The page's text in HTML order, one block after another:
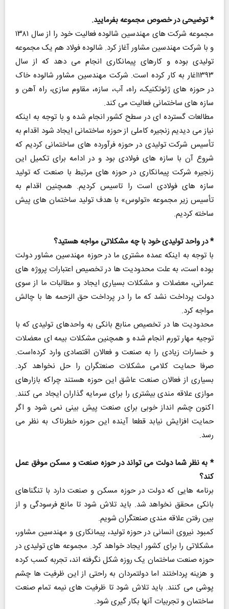
* توضیحی در خصوص مجموعه بفرمایید.
مجموعه شرکت های مهندسین شالوده فعالیت خود را از سال ۱۳۸۱
و با شرکت مهندسین مشاور آغاز کرد. شالوده فولاد هم یک مجموعه
تولیدی بوده و کارهای پیمانکاری انجام می دهد که از سال
۱۳۹۳اغار به کار کرده است. شرکت مهندسین مشاور شالوده خاک
در حوزه های ژئوتکنیک، راه، آب، سازه، مقاوم سازی، راه آهن و
سازه های ساختمانی فعالیت می کند.
مطالعات گسترده ای در سطح کشور انجام شده و با توجه به اینکه
نیاز می دیدیم زنجیره کاملی از حوزه ساختمانی ایجاد شود اقدام به
تأسیس شرکت تولیدی در حوزه فرآورده های ساختمانی کردیم که
شروع آن با سازه های فولادی بود و در ادامه برای تکمیل این
زنجیره شرکت پیمانکاری در حوزه های مرتبط با صنعت که تولید
سازه های فولادی است را تاسیس کردیم. همچنین اقدام به
تأسیس زیر مجموعه «تولوس» با هدف تولید ساختمان های پیش
ساخته کردیم.
* در واحد تولیدی خود با چه مشکلاتی مواجه هستید؟
با توجه به اینکه عمده مشتری ما در حوزه مهندسین مشاور دولت
بوده است، به علت محدودیت ها در تخصیص اعتبارات پروژه های
عمرانی، معضلات و مشکلات بسیاری ایجاد و مطالبات ما از سوی
دولت پرداخت نشد که ما را در پرداخت حق الزحمه ها با چالش
مواجه کرد.
محدودیت ها در تخصیص منابع بانکی به واحد‌های تولیدی که با
توجیه مهار تورم انجام شده و همچنین مشکلات بیمه ای معضلات
و خسارات زیادی را به صنعت و فعالان اقتصادی وارد کرده‌است.
صرفا حمایت کلامی مشکلات صنعتگران را حل نخواهد کرد.
بسیاری از فعالان صنعت عاشق این حوزه هستند چراکه بازارهای
موازی علاقه مندی بیشتری را برای سرمایه گذاران ایجاد می کنند.
اکنون چشم انداز خوبی برای صنعت پیش بینی نمی شود و اگر
حمایت افزایش نیابد قطعا آینده این حوزه خطرناک به نظر می
رسد.
* به نظر شما دولت می تواند در حوزه صنعت و مسکن موفق عمل
کند؟
برنامه هایی که دولت در حوزه مسکن و صنعت دارد با تنگناهای
بانکی محقق نخواهد شد. باید تلاش شود تا مانع فرسودگی و از
بین رفتن علاقه مندی صنعتگران شویم.
کمبود نیروی انسانی در حوزه تولید، پیمانکاری و مهندسین مشاور،
مشکلاتی را برای کشور ایجاد خواهد کرد. مجموعه های تولیدی در
حوزه صنعت ساختمان یک روزه شکل نگرفته اند، تجربه کسب کرده
و هزینه پرداختند اما دولتمردان به راحتی از این ظرفیت ها چشم
پوشی می کنند. باید تلاش شود تا ظرفیت های نیمه تمام صنعت
ساختمان و تجربیات آنها بکار گیری شود.